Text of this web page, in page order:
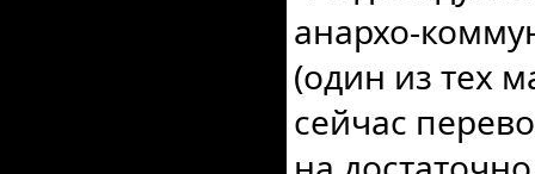
анархо-
(один из тех
сейчас